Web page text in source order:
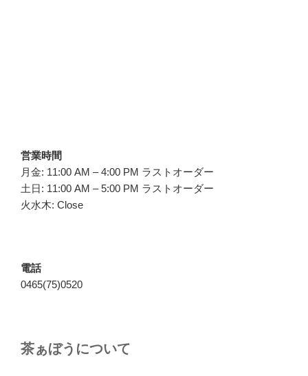
営業時間
月金: 11:00 AM – 4:00 PM ラストオーダー
土日: 11:00 AM – 5:00 PM ラストオーダー
火水木: Close
電話
0465(75)0520
茶ぁぼうについて